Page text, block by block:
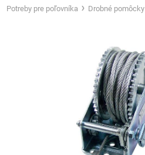
Potreby pre poľovníka Drobné pomôcky